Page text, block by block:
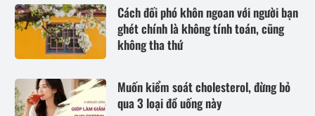
Cách đối phó khôn ngoan với người bạn
ghét chính là không tính toán, cũng
không tha thứ
Muốn kiểm soát cholesterol, đừng bỏ
qua 3 loại đồ uống này